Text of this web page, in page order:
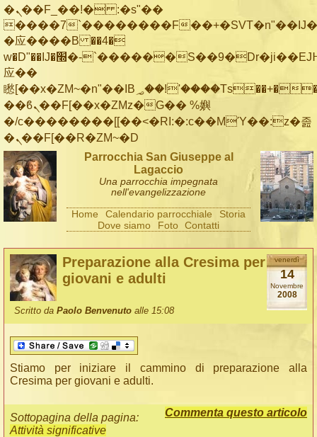
�ܢ��F_��!� :�s"��
����7`��������F
�应����B ��4�
w�D"��IJ�׭�-`������S��9�Dr�ji��EJ߅��gJ�
应��
矁[��x�ZM~�n"��IB؃��!'����Тѕ��+��(m��IK�ʭ�/|
��ϐܢ��F[��x�ZMz�G�� %嬩
�/c��������[[��<�RI:�:c��MΎ��:z�졾
�ܢ��F[��R�ZM~�D
Parrocchia San Giuseppe al
Lagaccio
Una parrocchia impegnata
nell'evangelizzazione
Home Calendario parrocchiale
Storia
Dove siamo
Foto Contatti
venerdì
14
Novembre
2008
Preparazione alla Cresima per
giovani e adulti
Scritto daPaolo Benvenuto alle 15:08
Stiamo per iniziare il cammino di preparazione alla
Cresima per giovani e adulti.
Commenta questo articolo
Sottopagina della pagina:
Attività significative